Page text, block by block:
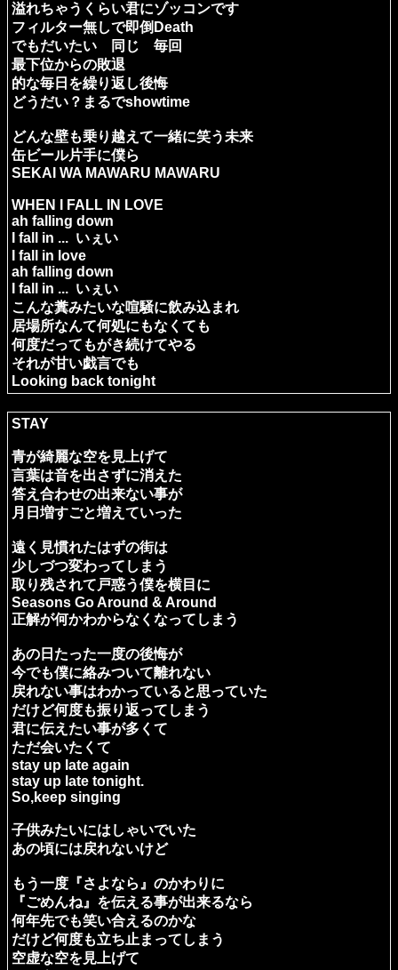
溢れちゃうくらい君にゾッコンです
フィルター無しで即倒Death
でもだいたい 同じ 毎回
最下位からの敗退
的な毎日を繰り返し後悔
どうだい？まるでshowtime
どんな壁も乗り越えて一緒に笑う未来
缶ビール片手に僕ら
SEKAI WA MAWARU MAWARU
WHEN I FALL IN LOVE
ah falling down
I fall in ... いぇい
I fall in love
ah falling down
I fall in ... いぇい
こんな糞みたいな喧騒に飲み込まれ
居場所なんて何処にもなくても
何度だってもがき続けてやる
それが甘い戯言でも
Looking back tonight
STAY
青が綺麗な空を見上げて
言葉は音を出さずに消えた
答え合わせの出来ない事が
月日増すごと増えていった
遠く見慣れたはずの街は
少しづつ変わってしまう
取り残されて戸惑う僕を横目に
Seasons Go Around & Around
正解が何かわからなくなってしまう
あの日たった一度の後悔が
今でも僕に絡みついて離れない
戻れない事はわかっていると思っていた
だけど何度も振り返ってしまう
君に伝えたい事が多くて
ただ会いたくて
stay up late again
stay up late tonight.
So,keep singing
子供みたいにはしゃいでいた
あの頃には戻れないけど
もう一度『さよなら』のかわりに
『ごめんね』を伝える事が出来るなら
何年先でも笑い合えるのかな
だけど何度も立ち止まってしまう
空虚な空を見上げて